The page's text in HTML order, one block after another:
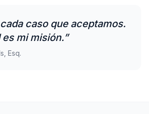
cada caso que aceptamos.
mi misión.”
Esq.